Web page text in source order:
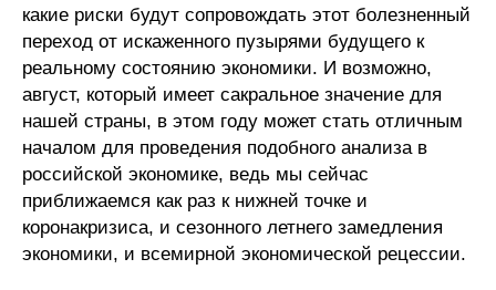
какие риски будут сопровождать этот болезненный
переход от искаженного пузырями будущего к
реальному состоянию экономики. И возможно,
август, который имеет сакральное значение для
нашей страны, в этом году может стать отличным
началом для проведения подобного анализа в
российской экономике, ведь мы сейчас
приближаемся как раз к нижней точке и
коронакризиса, и сезонного летнего замедления
экономики, и всемирной экономической рецессии.